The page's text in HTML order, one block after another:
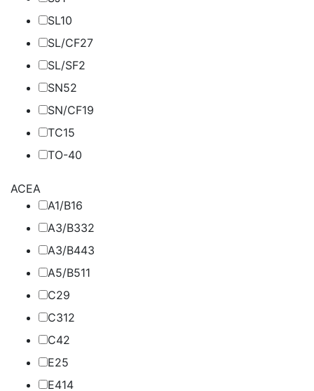
SL10
SL/CF27
SL/SF2
SN52
SN/CF19
TC15
TO-40
ACEA
A1/B16
A3/B332
A3/B443
A5/B511
C29
C312
C42
E25
E414